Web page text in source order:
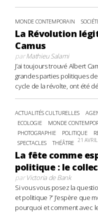
MONDE CONTEMPORAIN
La Révolution
Camus
parMathieu Salami
J’ai toujours trouvé Albert
grandes parties politiques
cycle de la révolte, ont été
ACTUALITÉS CULTURELLES
ECOLOGIE
MONDE
PHOTOGRAPHIE
POLITIQUE
SPECTACLES
THÉÂTRE 21
La fête comme
politique : le
parVictoria de Bank
Si vous vous posez la
et politique ?” J’espère que
pourquoi et comment avec